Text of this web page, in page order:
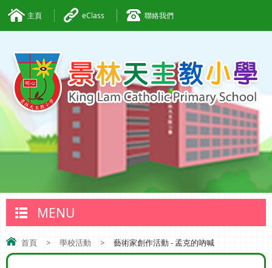
主頁 eClass 聯絡我們
MENU
首頁 > 學校活動 > 藝術家創作活動 - 孟克的吶喊